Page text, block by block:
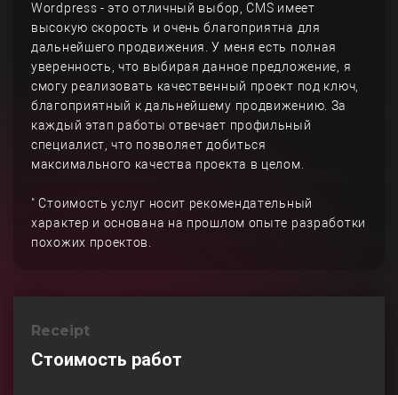
Wordpress - это отличный выбор, CMS имеет
высокую скорость и очень благоприятна для
дальнейшего продвижения. У меня есть полная
уверенность, что выбирая данное предложение, я
смогу реализовать качественный проект под ключ,
благоприятный к дальнейшему продвижению. За
каждый этап работы отвечает профильный
специалист, что позволяет добиться
максимального качества проекта в целом.
" Стоимость услуг носит рекомендательный
характер и основана на прошлом опыте разработки
похожих проектов.
Receipt
Стоимость работ